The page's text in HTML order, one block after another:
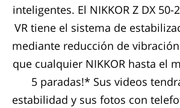
inteligentes. El NIKKOR Z DX
VR tiene el sistema de
mediante reducción de vibración
que cualquier NIKKOR hasta el
5 paradas!* Sus videos
estabilidad y sus fotos con